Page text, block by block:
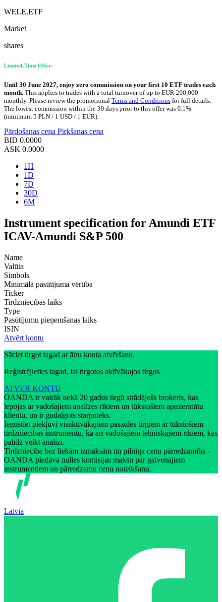
WELE.ETF
Market
shares
Limited-Time Offer:
Until 30 June 2027, enjoy zero commission on your first 10 ETF trades each
month. This applies to trades with a total turnover of up to EUR 200,000
monthly. Please review the promotional Terms and Conditions for full details.
The lowest commission within the 30 days prior to this offer was 0.1%
(minimum 5 PLN / 1 USD / 1 EUR).
Pārdošanas cena Pirkšanas cena
BID 0.0000
ASK 0.0000
1H
1D
7D
30D
6M
Instrument specification for Amundi ETF
ICAV-Amundi S&P 500
Name
Valūta
Simbols
Minimālā pasūtījuma vērtība
Ticker
Tirdzniecības laiks
Type
Pasūtījumu pieņemšanas laiks
ISIN
Atvērt kontu
Sāciet tirgot tagad ar ātru konta atvēršanu.
Reģistrējieties tagad, lai tirgotos aktīvākajos tirgos
ATVER KONTU
OANDA ir vairāk nekā 20 gadus tirgū strādājošs brokeris, kas
lepojas ar vadošajiem analīzes rīkiem un tūkstošiem apmierinātu
klientu, un ir godalgots starpnieks.
Iegūstiet piekļuvi visaktīvākajiem pasaules tirgiem ar tūkstošiem
tirdzniecības instrumentu, kā arī vadošajiem tehniskajiem rīkiem, kas
palīdz veikt analīzi.
Tirdzniecība bez liekām izmaksām un pilnīga cenu pārredzamība -
OANDA piedāvā nulles komisijas maksu par galvenajiem
instrumentiem un pārredzamu cenu noteikšanu.
Latvia